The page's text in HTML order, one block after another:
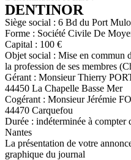
DENTINOR
Siège social : 6 Bd du Port
Forme : Société Civile De
Capital : 100 €
Objet social : Mise en commun
la profession de ses membres
Gérant : Monsieur Thierry
44450 La Chapelle Basse Mer
Cogérant : Monsieur Jérémie
44470 Carquefou
Durée : indéterminée à
Nantes
La présentation de votre
graphique du journal